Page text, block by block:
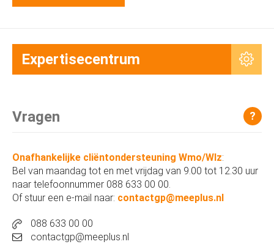
Expertisecentrum
Vragen ?
Onafhankelijke cliëntondersteuning Wmo/Wlz:
Bel van maandag tot en met vrijdag van 9.00 tot 12.30 uur
naar telefoonnummer 088 633 00 00.
Of stuur een e-mail naar: contactgp@meeplus.nl
088 633 00 00
contactgp@meeplus.nl